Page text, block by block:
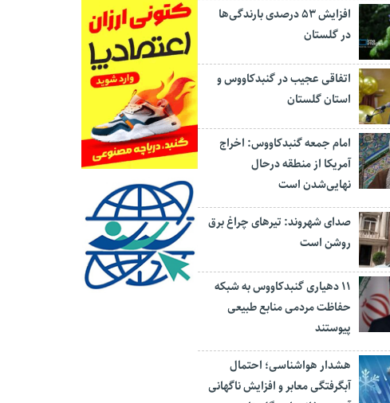
افزایش ۵۳ درصدی بارندگی‌ها
در گلستان
اتفاقی عجیب در‌ گنبدکاووس و
استان گلستان
امام جمعه گنبدکاووس: اخراج
آمریکا از منطقه درحال
نهایی‌شدن است
صدای شهروند: تیرهای چراغ برق
روشن است
۱۱ دهیاری گنبدکاووس به شبکه
حفاظت مردمی منابع طبیعی
پیوستند
هشدار هواشناسی؛ احتمال
آبگرفتگی معابر و افزایش ناگهانی